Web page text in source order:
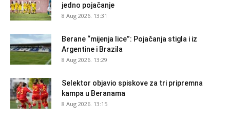
jedno pojačanje
8 Aug 2026. 13:31
Berane “mijenja lice”: Pojačanja stigla i iz
Argentine i Brazila
8 Aug 2026. 13:29
Selektor objavio spiskove za tri pripremna
kampa u Beranama
8 Aug 2026. 13:15